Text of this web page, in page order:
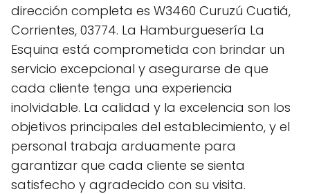
dirección completa es W3460 Curuzú Cuatiá,
Corrientes, 03774. La Hamburguesería La
Esquina está comprometida con brindar un
servicio excepcional y asegurarse de que
cada cliente tenga una experiencia
inolvidable. La calidad y la excelencia son los
objetivos principales del establecimiento, y el
personal trabaja arduamente para
garantizar que cada cliente se sienta
satisfecho y agradecido con su visita.